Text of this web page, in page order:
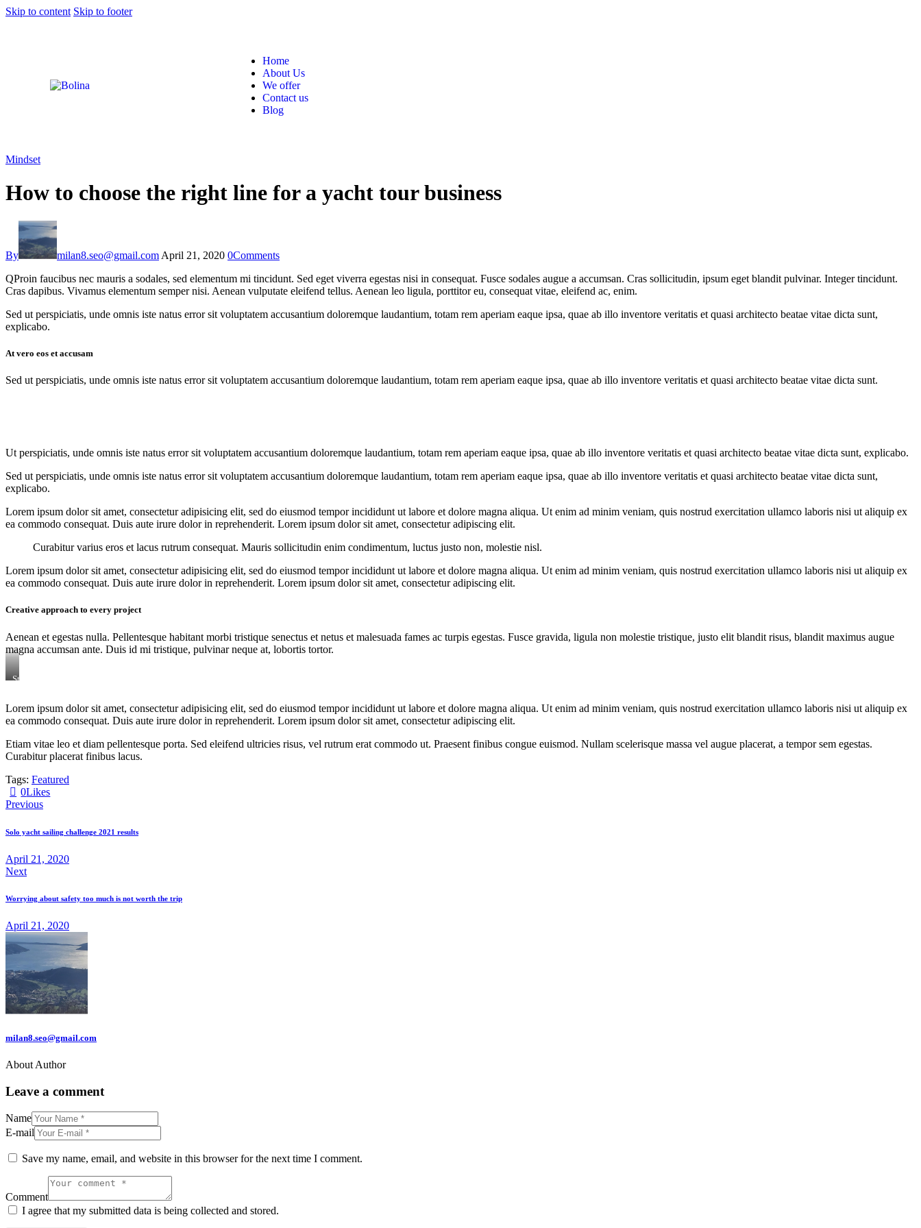
Skip to content Skip to footer
Home
About Us
We offer
Contact us
Blog
Mindset
How to choose the right line for a yacht tour business
By milan8.seo@gmail.com April 21, 2020 0Comments
QProin faucibus nec mauris a sodales, sed elementum mi tincidunt. Sed eget viverra egestas nisi in consequat. Fusce sodales augue a accumsan. Cras sollicitudin, ipsum eget blandit pulvinar. Integer tincidunt.
Cras dapibus. Vivamus elementum semper nisi. Aenean vulputate eleifend tellus. Aenean leo ligula, porttitor eu, consequat vitae, eleifend ac, enim.
Sed ut perspiciatis, unde omnis iste natus error sit voluptatem accusantium doloremque laudantium, totam rem aperiam eaque ipsa, quae ab illo inventore veritatis et quasi architecto beatae vitae dicta sunt,
explicabo.
At vero eos et accusam
Sed ut perspiciatis, unde omnis iste natus error sit voluptatem accusantium doloremque laudantium, totam rem aperiam eaque ipsa, quae ab illo inventore veritatis et quasi architecto beatae vitae dicta sunt.
Ut perspiciatis, unde omnis iste natus error sit voluptatem accusantium doloremque laudantium, totam rem aperiam eaque ipsa, quae ab illo inventore veritatis et quasi architecto beatae vitae dicta sunt, explicabo.
Sed ut perspiciatis, unde omnis iste natus error sit voluptatem accusantium doloremque laudantium, totam rem aperiam eaque ipsa, quae ab illo inventore veritatis et quasi architecto beatae vitae dicta sunt,
explicabo.
Lorem ipsum dolor sit amet, consectetur adipisicing elit, sed do eiusmod tempor incididunt ut labore et dolore magna aliqua. Ut enim ad minim veniam, quis nostrud exercitation ullamco laboris nisi ut aliquip ex
ea commodo consequat. Duis aute irure dolor in reprehenderit. Lorem ipsum dolor sit amet, consectetur adipiscing elit.
Curabitur varius eros et lacus rutrum consequat. Mauris sollicitudin enim condimentum, luctus justo non, molestie nisl.
Lorem ipsum dolor sit amet, consectetur adipisicing elit, sed do eiusmod tempor incididunt ut labore et dolore magna aliqua. Ut enim ad minim veniam, quis nostrud exercitation ullamco laboris nisi ut aliquip ex
ea commodo consequat. Duis aute irure dolor in reprehenderit. Lorem ipsum dolor sit amet, consectetur adipiscing elit.
Creative approach to every project
Aenean et egestas nulla. Pellentesque habitant morbi tristique senectus et netus et malesuada fames ac turpis egestas. Fusce gravida, ligula non molestie tristique, justo elit blandit risus, blandit maximus augue
magna accumsan ante. Duis id mi tristique, pulvinar neque at, lobortis tortor.
Stet
gubergren,
no
sanctus
est
labore
dolore.
By
Kevin
Smith
Lorem ipsum dolor sit amet, consectetur adipisicing elit, sed do eiusmod tempor incididunt ut labore et dolore magna aliqua. Ut enim ad minim veniam, quis nostrud exercitation ullamco laboris nisi ut aliquip ex
ea commodo consequat. Duis aute irure dolor in reprehenderit. Lorem ipsum dolor sit amet, consectetur adipiscing elit.
Etiam vitae leo et diam pellentesque porta. Sed eleifend ultricies risus, vel rutrum erat commodo ut. Praesent finibus congue euismod. Nullam scelerisque massa vel augue placerat, a tempor sem egestas.
Curabitur placerat finibus lacus.
Tags: Featured
0Likes
Previous
Solo yacht sailing challenge 2021 results
April 21, 2020
Next
Worrying about safety too much is not worth the trip
April 21, 2020
milan8.seo@gmail.com
About Author
Leave a comment
Name
E-mail
Save my name, email, and website in this browser for the next time I comment.
Comment
I agree that my submitted data is being collected and stored.